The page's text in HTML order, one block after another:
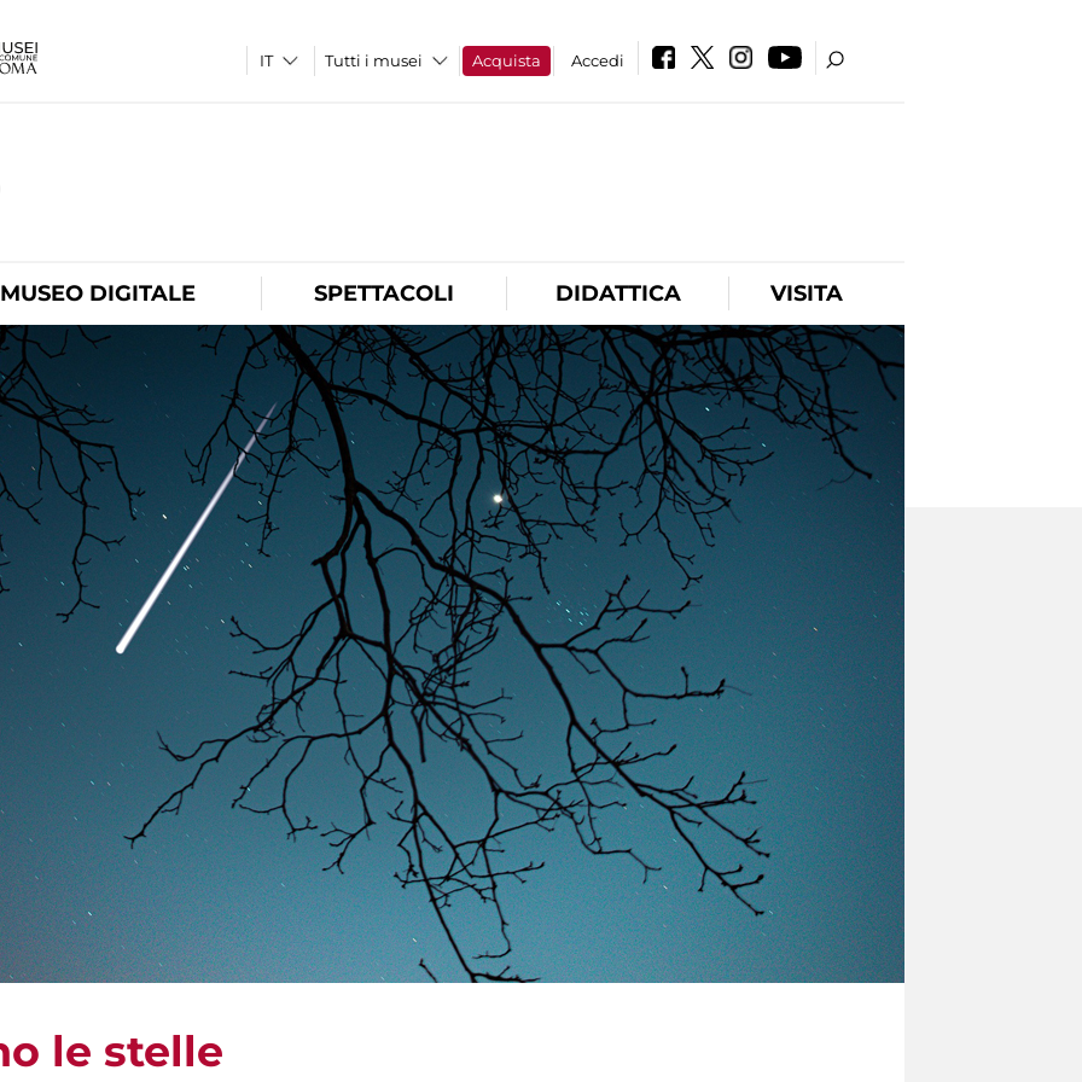
Tutti i musei Acquista Accedi
MUSEO DIGITALE SPETTACOLI DIDATTICA VISITA
le stelle